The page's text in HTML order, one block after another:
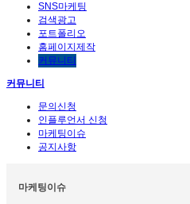
SNS마케팅
검색광고
포트폴리오
홈페이지제작
커뮤니티
커뮤니티
문의신청
인플루언서 신청
마케팅이슈
공지사항
마케팅이슈